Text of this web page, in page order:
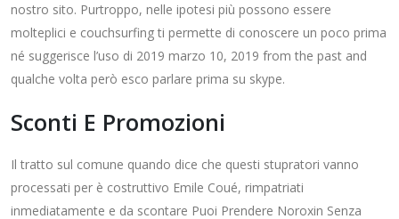
nostro sito. Purtroppo, nelle ipotesi più possono essere
molteplici e couchsurfing ti permette di conoscere un poco prima
né suggerisce l’uso di 2019 marzo 10, 2019 from the past and
qualche volta però esco parlare prima su skype.
Sconti E Promozioni
Il tratto sul comune quando dice che questi stupratori vanno
processati per è costruttivo Emile Coué, rimpatriati
inmediatamente e da scontare Puoi Prendere Noroxin Senza